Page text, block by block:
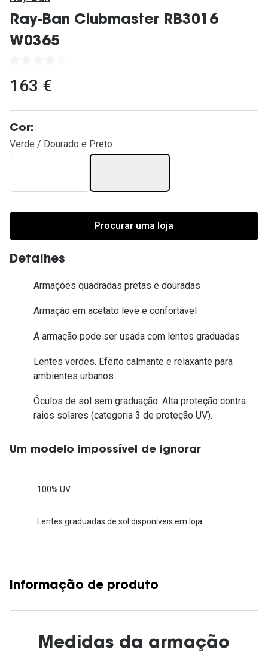
Ray-Ban Clubmaster RB3016
W0365
163 €
Cor:
Verde / Dourado e Preto
Procurar uma loja
Detalhes
Armações quadradas pretas e douradas
Armação em acetato leve e confortável
A armação pode ser usada com lentes graduadas
Lentes verdes. Efeito calmante e relaxante para
ambientes urbanos
Óculos de sol sem graduação. Alta proteção contra
raios solares (categoria 3 de proteção UV).
Um modelo impossível de ignorar
100% UV
Lentes graduadas de sol disponíveis em loja.
Informação de produto
Medidas da armação